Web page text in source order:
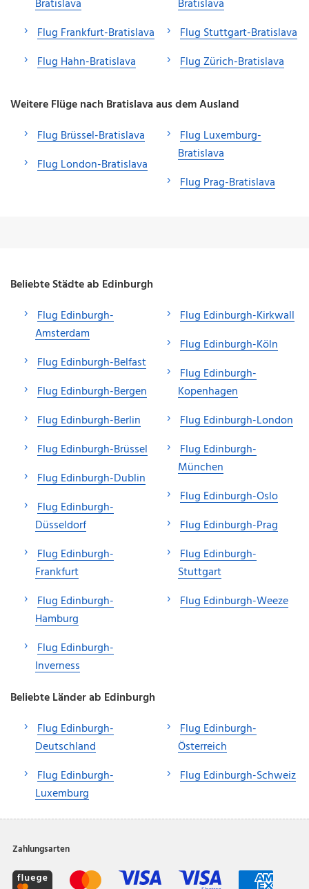
Bratislava
Flug Frankfurt-Bratislava
Flug Hahn-Bratislava
Bratislava
Flug Stuttgart-Bratislava
Flug Zürich-Bratislava
Weitere Flüge nach Bratislava aus dem Ausland
Flug Brüssel-Bratislava
Flug London-Bratislava
Flug Luxemburg-
Bratislava
Flug Prag-Bratislava
Beliebte Städte ab Edinburgh
Flug Edinburgh-
Amsterdam
Flug Edinburgh-Belfast
Flug Edinburgh-Bergen
Flug Edinburgh-Berlin
Flug Edinburgh-Brüssel
Flug Edinburgh-Dublin
Flug Edinburgh-
Düsseldorf
Flug Edinburgh-
Frankfurt
Flug Edinburgh-
Hamburg
Flug Edinburgh-
Inverness
Flug Edinburgh-Kirkwall
Flug Edinburgh-Köln
Flug Edinburgh-
Kopenhagen
Flug Edinburgh-London
Flug Edinburgh-
München
Flug Edinburgh-Oslo
Flug Edinburgh-Prag
Flug Edinburgh-
Stuttgart
Flug Edinburgh-Weeze
Beliebte Länder ab Edinburgh
Flug Edinburgh-
Deutschland
Flug Edinburgh-
Luxemburg
Flug Edinburgh-
Österreich
Flug Edinburgh-Schweiz